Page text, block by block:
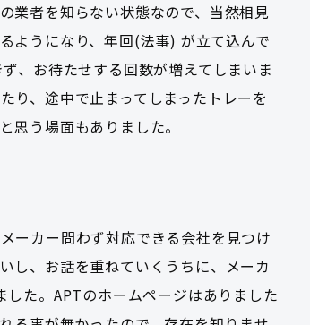
業者を知らない状態なので、当然相見
ようになり、年回(法事) が立て込んで
、お待たせする回数が増えてしまいま
り、途中で止まってしまったトレーを
思う場面もありました。
ーカー問わず対応できる会社を見つけ
し、お話を重ねていくうちに、メーカ
た。APTのホームページはありました